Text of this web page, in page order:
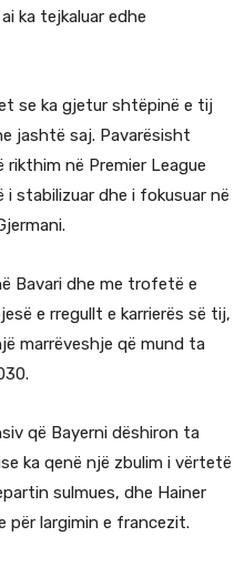
ka tejkaluar edhe
se ka gjetur shtëpinë e tij
jashtë saj. Pavarësisht
në Premier League
stabilizuar dhe i fokusuar në
Bavari dhe me trofetë e
e rregullt e karrierës së tij,
marrëveshje që mund ta
që Bayerni dëshiron ta
ka qenë një zbulim i vërtetë
sulmues, dhe Hainer
për largimin e francezit.